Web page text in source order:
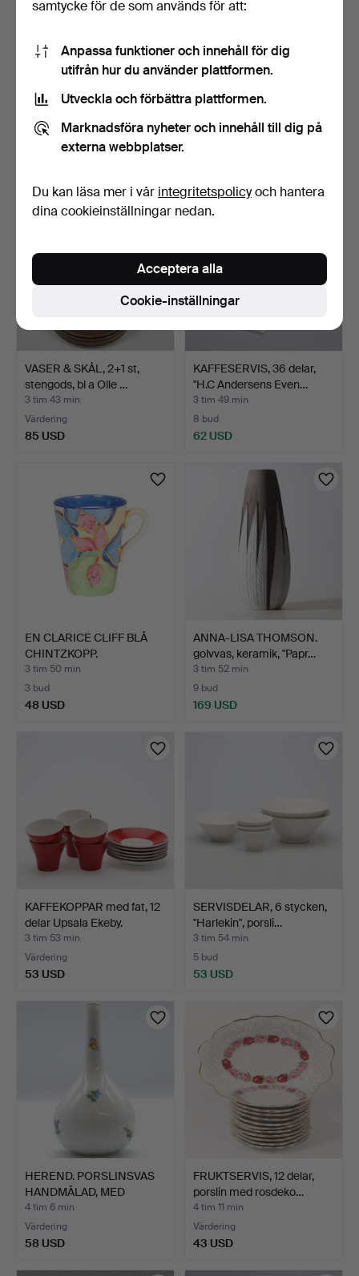
MINIATYRTALLRIKAR,
3 tim 37 min
Värdering
STOR KONTINENTAL
AV …
3 tim 39 min
VASER & SKÅL, 2+1 st,
stengods, bl a Olle …
3 tim 43 min
Värdering
85 USD
KAFFESERVIS, 36 delar,
"H.C Andersens Even…
3 tim 49 min
8 bud
62 USD
EN CLARICE CLIFF BLÅ
CHINTZKOPP.
3 tim 50 min
3 bud
48 USD
ANNA-LISA THOMSON.
golvvas, keramik, "Papr…
3 tim 52 min
9 bud
169 USD
KAFFEKOPPAR med fat, 12
delar Upsala Ekeby.
3 tim 53 min
Värdering
53 USD
SERVISDELAR, 6 stycken,
"Harlekin", porsli…
3 tim 54 min
5 bud
53 USD
HEREND. PORSLINSVAS
HANDMÅLAD, MED
BLOMMOM…
4 tim 6 min
Värdering
58 USD
FRUKTSERVIS, 12 delar,
porslin med rosdeko…
4 tim 11 min
Värdering
43 USD
samtycke för de som används för att:
Anpassa funktioner och innehåll för dig
utifrån hur du använder plattformen.
Utveckla och förbättra plattformen.
Marknadsföra nyheter och innehåll till dig på
externa webbplatser.
Du kan läsa mer i vår integritetspolicyoch hantera
dina cookieinställningar nedan.
Cookie-inställningar
Acceptera alla